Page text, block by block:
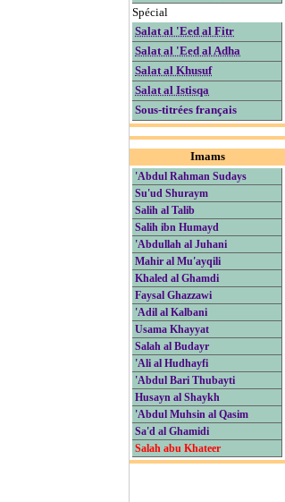
Spécial
Salat al 'Eed al Fitr
Salat al 'Eed al Adha
Salat al Khusuf
Salat al Istisqa
Sous-titrées français
Imams
'Abdul Rahman Sudays
Su'ud Shuraym
Salih al Talib
Salih ibn Humayd
'Abdullah al Juhani
Mahir al Mu'ayqili
Khaled al Ghamdi
Faysal Ghazzawi
'Adil al Kalbani
Usama Khayyat
Salah al Budayr
'Ali al Hudhayfi
'Abdul Bari Thubayti
Husayn al Shaykh
'Abdul Muhsin al Qasim
Sa'd al Ghamidi
Salah abu Khateer